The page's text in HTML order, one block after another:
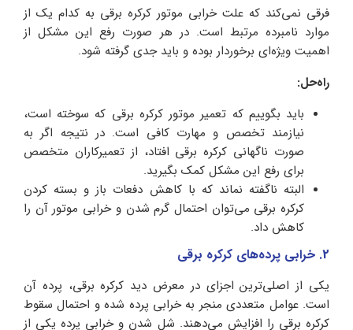
فرقی نمی‌کند که علت خرابی موتور کرکره برقی به کدام یک از
موارد نامبرده مرتبط است. در هر صورت رفع این مشکل از
اهمیت ویژه‌ای برخوردار بوده و باید جدی گرفته شود.
راه‌حل:
باید بگوییم که تعمیر موتور کرکره برقی که سوخته است،
نیازمند تخصص و مهارت کافی است. در نتیجه اگر به
صورت ناگهانی کرکره برقی افتاد، از تعمیرکاران متخصص
برای رفع این مشکل کمک بگیرید.
البته ناگفته نماند که با کاهش دفعات باز و بسته کردن
کرکره برقی می‌توان احتمال گرم شدن و خرابی موتور آن را
کاهش داد.
2. خرابی پرده‌های کرکره برقی
یکی از اصلی‌ترین اجزای در معرض دید کرکره برقی، پرده‌ آن
است. عوامل متعددی منجر به خرابی پرده شده و احتمال سقوط
کرکره برقی را افزایش می‌دهند. شل شدن و خرابی پرده یکی از